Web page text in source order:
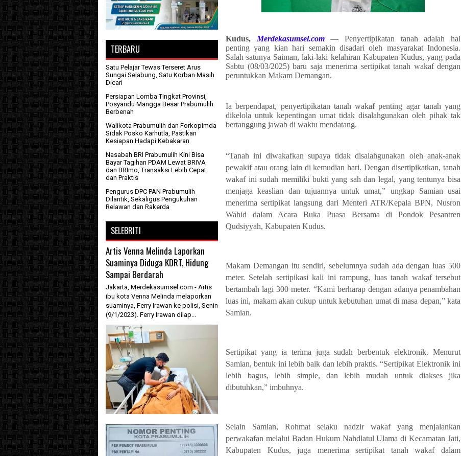
Kudus, Merdekasumsel.com— Penyertipikatan tanah adalah hal
penting yang kian hari semakin disadari oleh masyarakat Indonesia.
Salah satunya Saiman, laki-laki kelahiran Kabupaten Kudus, yang pada
Sabtu (08/03/2025) baru saja menerima sertipikat tanah wakaf dengan
peruntukkan Makam Demangan.
Ia berpendapat, penyertipikatan tanah wakaf penting agar tanah yang
dikelola untuk kepentingan umat tidak disalahgunakan oleh pihak tak
bertanggung jawab di waktu mendatang.
“Tanah ini diwakafkan supaya tidak disalahgunakan oleh anak-anak
pewakif atau orang lain di kemudian hari. Dengan disertipikatkan, tanah
wakaf ini sudah memiliki bukti yang sah dan legal, yang tentunya bisa
menjaga keaslian dan tujuannya untuk umat,” ungkap Samian usai
menerima sertipikat langsung dari Menteri ATR/Kepala BPN, Nusron
Wahid dalam Acara Buka Puasa Bersama di Pondok Pesantren
Qudsiyyah, Kabupaten Kudus.
Makam Demangan itu sendiri, sebelumnya sudah ada dengan luas 500
meter. Setelah sertipikasi kali ini rampung, luas tanah wakaf tersebut
bertambah lagi 300 meter. “Kami berharap dengan adanya penambahan
luas ini, makam akan cukup untuk kebutuhan umat di masa depan,” kata
Samian.
Sertipikat yang ia terima juga sudah berbentuk elektronik. Menurut
Samian, bentuk ini lebih baik dan lebih praktis. “Sertipikat Elektronik ini
lebih bagus, lebih simple, dan lebih mudah untuk diakses jika
dibutuhkan,” imbuhnya.
Selain Samian, Rohmat selaku nadzir wakaf yang menjalankan
perwakafan melalui Badan Hukum Nahdlatul Ulama di Kecamatan Jati,
Kabupaten Kudus, juga menerima sertipikat tanah wakaf dalam
TERBARU
Satu Pelajar Tewas Terseret Arus
Sungai Selabung, Satu Korban Masih
Dicari
Persiapan Lomba Tingkat Provinsi,
Posyandu Mangga Besar Prabumulih
Berbenah
Walikota Prabumulih dan Forkopimda
Sidak Posko Karhutla, Pastikan
Kesiapan Hadapi Kebakaran
Nasabah BRI Prabumulih Kini Bisa
Bayar Tagihan PDAM Lewat BRIVA
dan BRImo, Transaksi Lebih Cepat
dan Praktis
Pengurus DPC PAN Prabumulih
Dilantik, Sekaligus Pengukuhan
Relawan dan Rakerda
SELEBRITI
Artis Venna Melinda Laporkan
Suaminya Diduga KDRT, Hidung
Sampai Berdarah
Jakarta, Merdekasumsel.com - Artis
ibu kota Venna Melinda melaporkan
suaminya, Ferry Irawan ke polisi, Senin
(9/1/2023). Ferry Irawan dilap...